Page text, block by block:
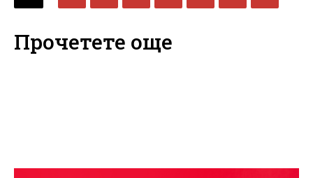
Прочетете още